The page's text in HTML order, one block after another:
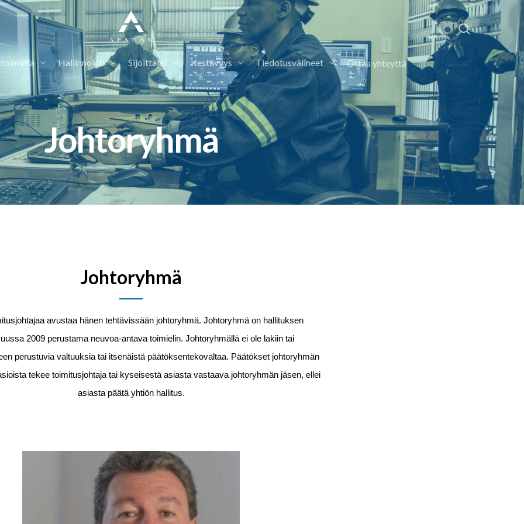
search
Hallinnointi Sijoittajat Kestävyys Tiedotusvälineet Ottaa yhteyttä
Johtoryhmä
Johtoryhmä
avustaa hänen tehtävissään johtoryhmä. Johtoryhmä on hallituksen
2009 perustama neuvoa-antava toimielin. Johtoryhmällä ei ole lakiin tai
perustuvia valtuuksia tai itsenäistä päätöksentekovaltaa. Päätökset johtoryhmän
tekee toimitusjohtaja tai kyseisestä asiasta vastaava johtoryhmän jäsen, ellei
asiasta päätä yhtiön hallitus.